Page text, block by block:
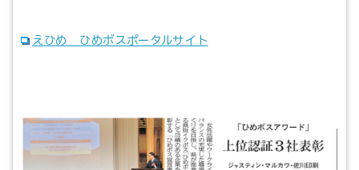
えひめ ひめボスポータルサイト